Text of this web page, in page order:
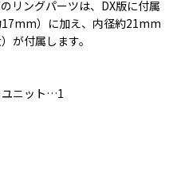
リングパーツは、DX版に付属
17mm）に加え、内径約21mm
が付属します。
ユニット…1